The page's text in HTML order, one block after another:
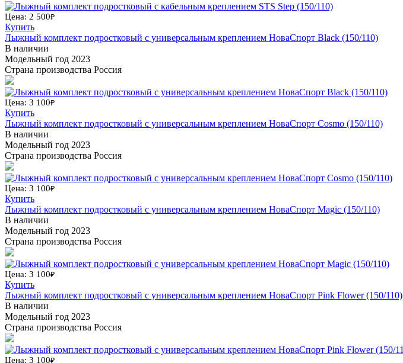
Цена: 2 500₽
Купить
Лыжный комплект подростковый с универсальным креплением НоваСпорт Black (150/110)
В наличии
Модельный год 2023
Страна производства Россия
Цена: 3 100₽
Купить
Лыжный комплект подростковый с универсальным креплением НоваСпорт Cosmo (150/110)
В наличии
Модельный год 2023
Страна производства Россия
Цена: 3 100₽
Купить
Лыжный комплект подростковый с универсальным креплением НоваСпорт Magic (150/110)
В наличии
Модельный год 2023
Страна производства Россия
Цена: 3 100₽
Купить
Лыжный комплект подростковый с универсальным креплением НоваСпорт Pink Flower (150/110)
В наличии
Модельный год 2023
Страна производства Россия
Цена: 3 100₽